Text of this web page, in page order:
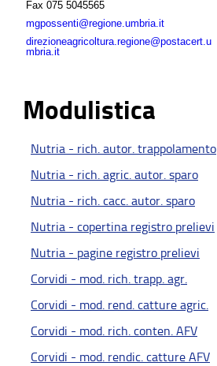
Fax 075 5045565
mgpossenti@regione.umbria.it
direzioneagricoltura.regione@postacert.u
mbria.it
Modulistica
Nutria - rich. autor. trappolamento
Nutria - rich. agric. autor. sparo
Nutria - rich. cacc. autor. sparo
Nutria - copertina registro prelievi
Nutria - pagine registro prelievi
Corvidi - mod. rich. trapp. agr.
Corvidi - mod. rend. catture agric.
Corvidi - mod. rich. conten. AFV
Corvidi - mod. rendic. catture AFV